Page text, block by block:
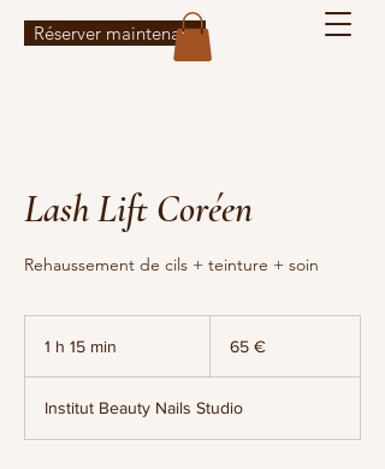
Réserver maintenant
Lash Lift Coréen
Rehaussement de cils + teinture + soin
1 h 15 min
m
i
65 €
Institut Beauty Nails Studio